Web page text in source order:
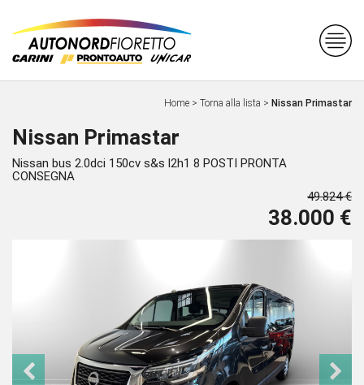
Home > Torna alla lista > Nissan Primastar
Nissan Primastar
Nissan bus 2.0dci 150cv s&s l2h1 8 POSTI PRONTA
CONSEGNA
49.824 €
38.000 €